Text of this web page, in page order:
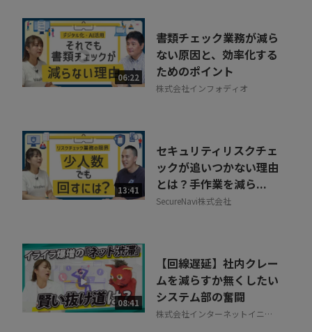
06:22
書類チェック業務が減ら
ない原因と、効率化する
ためのポイント
株式会社インフォディオ
13:41
セキュリティリスクチェ
ックが追いつかない理由
とは？手作業を減ら...
SecureNavi株式会社
08:41
【回線遅延】社内クレー
ムを減らすか無くしたい
システム部の奮闘
株式会社インターネットイニシ